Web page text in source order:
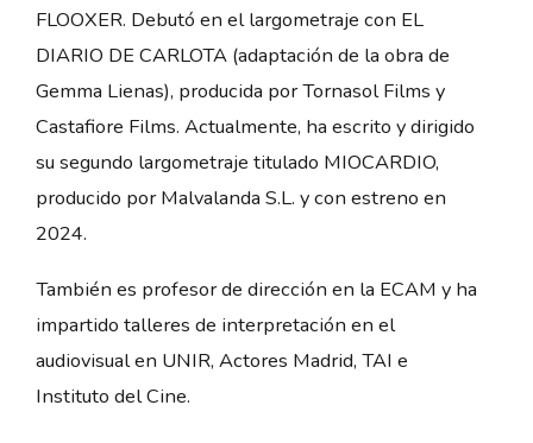
FLOOXER. Debutó en el largometraje con EL
DIARIO DE CARLOTA (adaptación de la obra de
Gemma Lienas), producida por Tornasol Films y
Castafiore Films. Actualmente, ha escrito y dirigido
su segundo largometraje titulado MIOCARDIO,
producido por Malvalanda S.L. y con estreno en
2024.
También es profesor de dirección en la ECAM y ha
impartido talleres de interpretación en el
audiovisual en UNIR, Actores Madrid, TAI e
Instituto del Cine.